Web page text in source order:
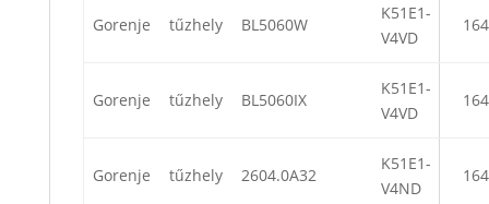
Gorenje tűzhely BL5060W
K51E1-
V4VD
Gorenje tűzhely BL5060IX
K51E1-
V4VD
Gorenje tűzhely 2604.0A32
K51E1-
V4ND